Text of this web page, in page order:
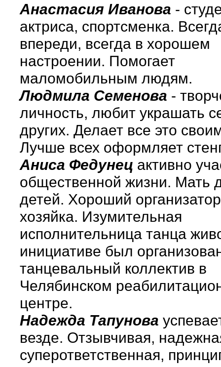
Анастасия Иванова -
актриса, спортсменка.
впереди, всегда в хорошем
настроении. Помогает
маломобильным людям.
Людмила Семенова -
личность, любит украшать
других. Делает все это
Лучше всех оформляет
Аниса Федунец активно
общественной жизни. Мать
детей. Хороший
хозяйка. Изумительная
исполнительница танца
инициативе был
танцевальный коллектив в
Челябинском
центре.
Надежда Тапунова
везде. Отзывчивая,
суперответственная,